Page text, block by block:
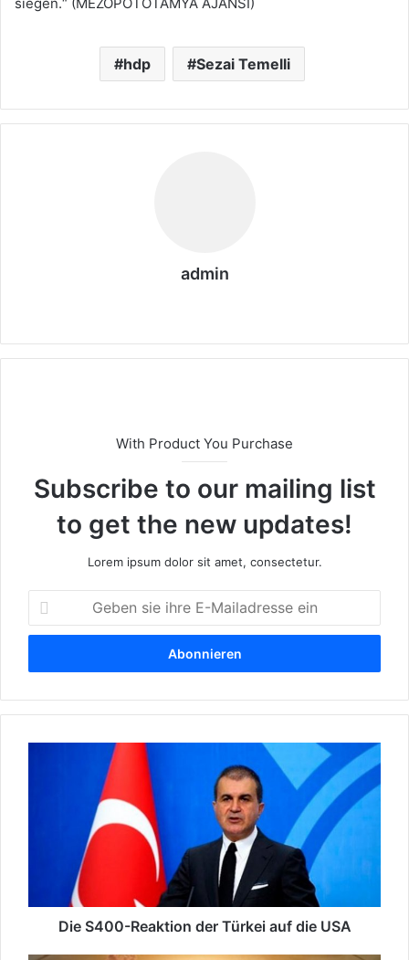
hdp Sezai Temelli
admin
eit
With Product You Purchase
Subscribe to our mailing list
to get the new updates!
Lorem ipsum dolor sit amet, consectetur.
b
n
i
iR
Die S400-Reaktion der Türkei auf die USA